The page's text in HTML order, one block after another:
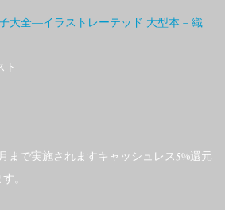
大全―イラストレーテッド 大型本 – 織
ト
まで実施されますキャッシュレス5%還元
。